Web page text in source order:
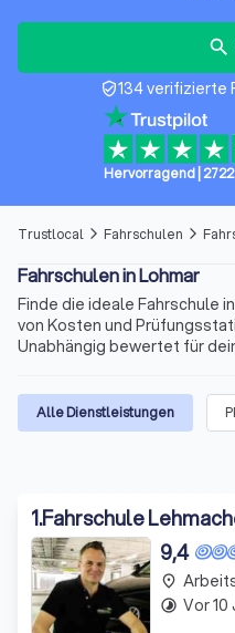
search
verified_user134 verifizierte
Hervorragend| 2722
Trustlocal arrow_forward_ios Fahrschulen arrow_forward_ios
Fahrschulen in Lohmar
Finde die ideale Fahrschule
von Kosten und
Unabhängig bewertet für
Alle Dienstleistungen
1.Fahrschule
9,4
place
timelapse Vor